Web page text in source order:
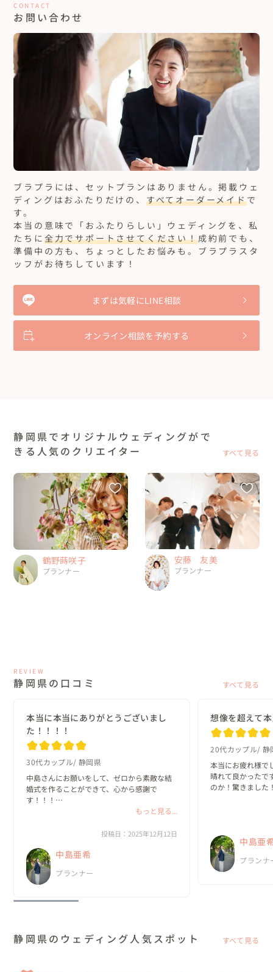
CONTACT
お問い合わせ
ブラプラには、セットプランはありません。掲載ウェ
ディングはおふたりだけの、 すべてオーダーメイドで
す。
本当の意味で「おふたりらしい」ウェディングを、私
たちに 全力でサポートさせてください！成約前でも、
準備中の方も、ちょっとしたお悩みも。ブラプラスタ
ッフがお待ちしています！
まずは気軽にLINE相談
オンライン相談を予約する
静岡県でオリジナルウェディングがで
きる人気のクリエイター
すべて見る
鶴野蒔咲子
プランナー
安藤 友美
プランナー
REVIEW
静岡県の口コミ すべて見る
本当に本当にありがとうございまし
た！！！！
30代カップル 静岡県
中島さんにお願いをして、ゼロから素敵な結
婚式を作ることができて、心から感謝で
す！！！
スタッフの皆さまは全力を尽くして下さり、
自由なゲストと初めての場所と持ち込みスタ
ありがとうございます✨...
もっと見る...
投稿日：2025年12月12日
中島亜希
プランナー
想像を超えて
20代カップル 静
本当にお疲れ様で
晴れて良かったで
のか！驚きました
中島亜
プランナ
静岡県のウェディング人気スポット すべて見る